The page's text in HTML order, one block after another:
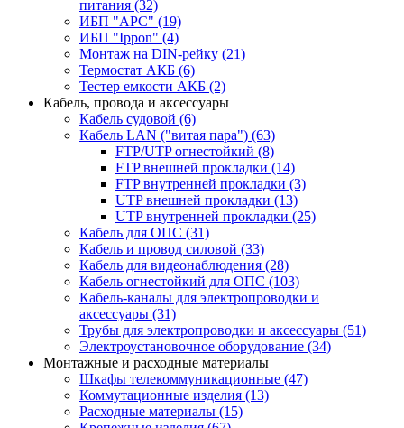
питания (32)
ИБП "APC" (19)
ИБП "Ippon" (4)
Монтаж на DIN-рейку (21)
Термостат АКБ (6)
Тестер емкости АКБ (2)
Кабель, провода и аксессуары
Кабель судовой (6)
Кабель LAN ("витая пара") (63)
FTP/UTP огнестойкий (8)
FTP внешней прокладки (14)
FTP внутренней прокладки (3)
UTP внешней прокладки (13)
UTP внутренней прокладки (25)
Кабель для ОПС (31)
Кабель и провод силовой (33)
Кабель для видеонаблюдения (28)
Кабель огнестойкий для ОПС (103)
Кабель-каналы для электропроводки и
аксессуары (31)
Трубы для электропроводки и аксессуары (51)
Электроустановочное оборудование (34)
Монтажные и расходные материалы
Шкафы телекоммуникационные (47)
Коммутационные изделия (13)
Расходные материалы (15)